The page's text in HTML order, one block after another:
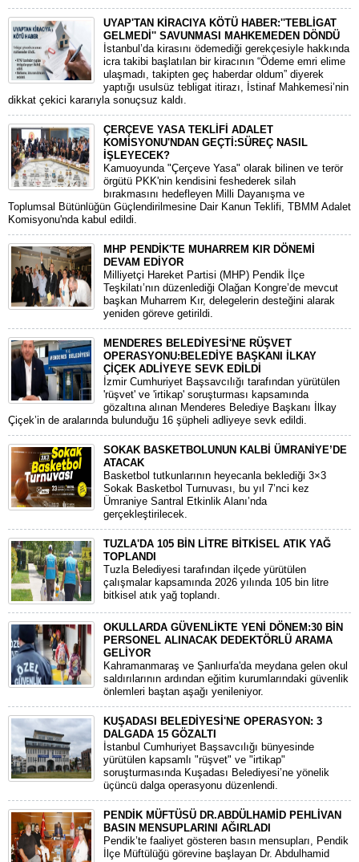
UYAP'TAN KİRACIYA KÖTÜ HABER:''TEBLİGAT
GELMEDİ'' SAVUNMASI MAHKEMEDEN DÖNDÜ
​İstanbul’da kirasını ödemediği gerekçesiyle hakkında
icra takibi başlatılan bir kiracının “Ödeme emri elime
ulaşmadı, takipten geç haberdar oldum” diyerek
yaptığı usulsüz tebligat itirazı, İstinaf Mahkemesi’nin
dikkat çekici kararıyla sonuçsuz kaldı.
ÇERÇEVE YASA TEKLİFİ ADALET
KOMİSYONU'NDAN GEÇTİ:SÜREÇ NASIL
İŞLEYECEK?
​Kamuoyunda "Çerçeve Yasa" olarak bilinen ve terör
örgütü PKK'nin kendisini feshederek silah
bırakmasını hedefleyen Milli Dayanışma ve
Toplumsal Bütünlüğün Güçlendirilmesine Dair Kanun Teklifi, TBMM Adalet
Komisyonu'nda kabul edildi.
MHP PENDİK'TE MUHARREM KIR DÖNEMİ
DEVAM EDİYOR
​Milliyetçi Hareket Partisi (MHP) Pendik İlçe
Teşkilatı’nın düzenlediği Olağan Kongre’de mevcut
başkan Muharrem Kır, delegelerin desteğini alarak
yeniden göreve getirildi.
MENDERES BELEDİYESİ'NE RÜŞVET
OPERASYONU:BELEDİYE BAŞKANI İLKAY
ÇİÇEK ADLİYEYE SEVK EDİLDİ
​İzmir Cumhuriyet Başsavcılığı tarafından yürütülen
'rüşvet' ve 'irtikap' soruşturması kapsamında
gözaltına alınan Menderes Belediye Başkanı İlkay
Çiçek’in de aralarında bulunduğu 16 şüpheli adliyeye sevk edildi.
SOKAK BASKETBOLUNUN KALBİ ÜMRANİYE’DE
ATACAK
Basketbol tutkunlarının heyecanla beklediği 3×3
Sokak Basketbol Turnuvası, bu yıl 7’nci kez
Ümraniye Santral Etkinlik Alanı’nda
gerçekleştirilecek.
TUZLA'DA 105 BİN LİTRE BİTKİSEL ATIK YAĞ
TOPLANDI
Tuzla Belediyesi tarafından ilçede yürütülen
çalışmalar kapsamında 2026 yılında 105 bin litre
bitkisel atık yağ toplandı.
OKULLARDA GÜVENLİKTE YENİ DÖNEM:30 BİN
PERSONEL ALINACAK DEDEKTÖRLÜ ARAMA
GELİYOR
​Kahramanmaraş ve Şanlıurfa'da meydana gelen okul
saldırılarının ardından eğitim kurumlarındaki güvenlik
önlemleri baştan aşağı yenileniyor.
KUŞADASI BELEDİYESİ'NE OPERASYON: 3
DALGADA 15 GÖZALTI
​İstanbul Cumhuriyet Başsavcılığı bünyesinde
yürütülen kapsamlı "rüşvet" ve "irtikap"
soruşturmasında Kuşadası Belediyesi’ne yönelik
üçüncü dalga operasyonu düzenlendi.
PENDİK MÜFTÜSÜ DR.ABDÜLHAMİD PEHLİVAN
BASIN MENSUPLARINI AĞIRLADI
​Pendik’te faaliyet gösteren basın mensupları, Pendik
İlçe Müftülüğü görevine başlayan Dr. Abdulhamid